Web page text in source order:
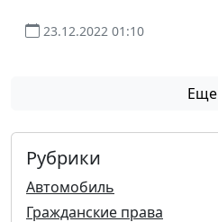
23.12.2022 01:10
Еще
Рубрики
Автомобиль
Гражданские права